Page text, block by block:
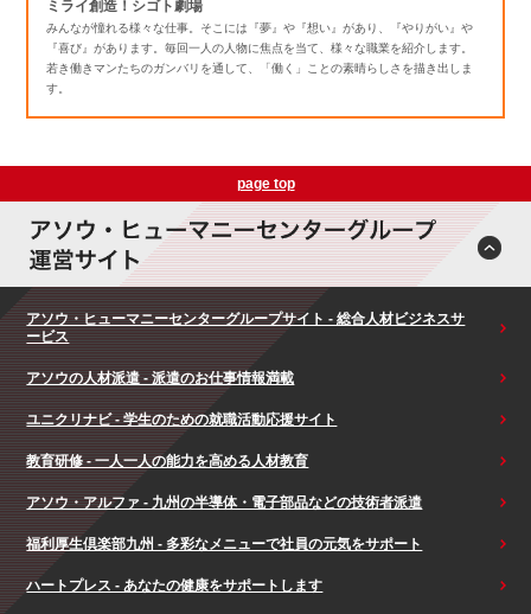
ミライ創造！シゴト劇場
みんなが憧れる様々な仕事。そこには『夢』や『想い』があり、『やりがい』や
『喜び』があります。毎回一人の人物に焦点を当て、様々な職業を紹介します。
若き働きマンたちのガンバリを通して、「働く」ことの素晴らしさを描き出しま
す。
page top
アソウ・ヒューマニーセンターグループサイト - 総合人材ビジネスサ
ービス
アソウの人材派遣 - 派遣のお仕事情報満載
ユニクリナビ - 学生のための就職活動応援サイト
教育研修 - 一人一人の能力を高める人材教育
アソウ・アルファ - 九州の半導体・電子部品などの技術者派遣
福利厚生倶楽部九州 - 多彩なメニューで社員の元気をサポート
ハートプレス - あなたの健康をサポートします